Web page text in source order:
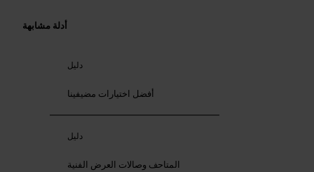
أدلة مشابهة
دليل
أفضل اختيارات مضيفينا
دليل
المتاحف وصالات العرض الفنية